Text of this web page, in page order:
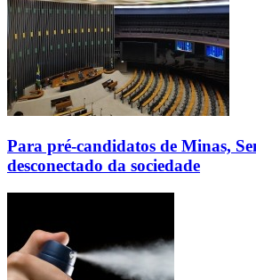
Para pré-candidatos de Minas,
desconectado da sociedade